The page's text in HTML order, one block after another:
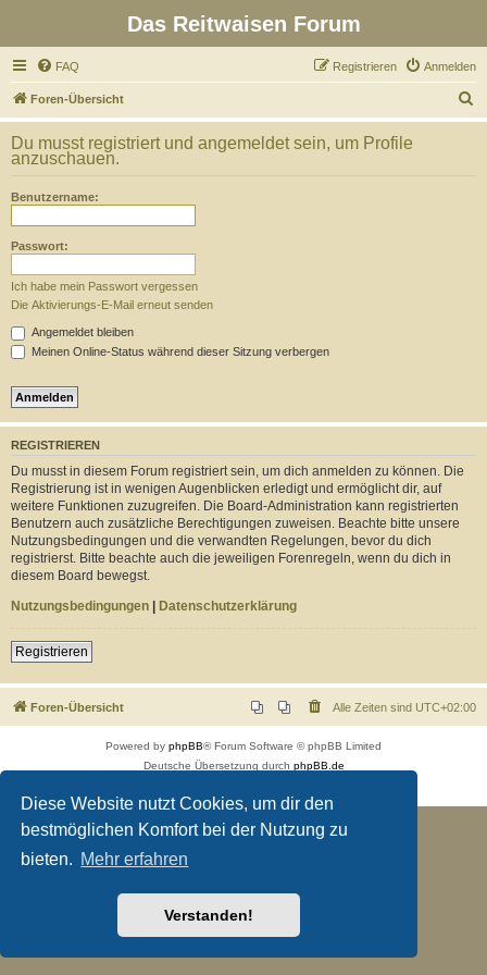
Diese Website nutzt Cookies, um dir den
bestmöglichen Komfort bei der Nutzung zu
bieten. Mehr erfahren
Verstanden!
Das Reitwaisen Forum
FAQ Anmelden
Registrieren
Foren-Übersicht
u
h
Du musst registriert und angemeldet sein, um Profile
anzuschauen.
Benutzername:
Passwort:
Ich habe mein Passwort vergessen
Die Aktivierungs-E-Mail erneut senden
Angemeldet bleiben
Meinen Online-Status während dieser Sitzung verbergen
REGISTRIEREN
Du musst in diesem Forum registriert sein, um dich anmelden zu können. Die
Registrierung ist in wenigen Augenblicken erledigt und ermöglicht dir, auf
weitere Funktionen zuzugreifen. Die Board-Administration kann registrierten
Benutzern auch zusätzliche Berechtigungen zuweisen. Beachte bitte unsere
Nutzungsbedingungen und die verwandten Regelungen, bevor du dich
registrierst. Bitte beachte auch die jeweiligen Forenregeln, wenn du dich in
diesem Board bewegst.
Nutzungsbedingungen | Datenschutzerklärung
Registrieren
Foren-Übersicht Alle Zeiten sind UTC+02:00
Powered by phpBB® Forum Software © phpBB Limited
Deutsche Übersetzung durch phpBB.de